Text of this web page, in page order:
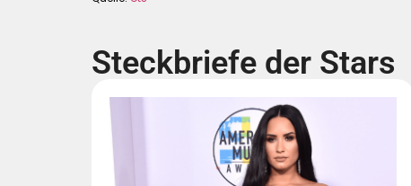
Steckbriefe der Stars